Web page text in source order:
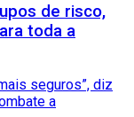
de risco,
toda a